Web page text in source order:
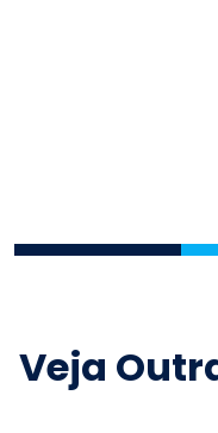
Veja